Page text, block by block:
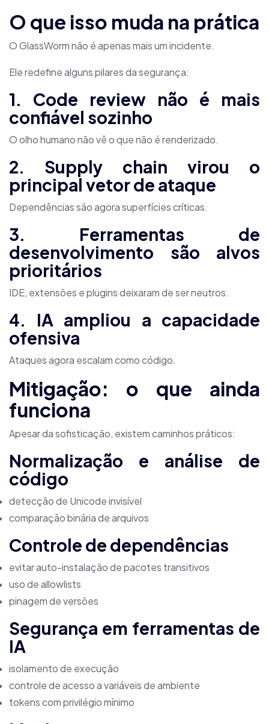
O que isso muda na prática
O GlassWorm não é apenas mais um incidente.
Ele redefine alguns pilares da segurança:
1. Code review não é mais
confiável sozinho
O olho humano não vê o que não é renderizado.
2. Supply chain virou o
principal vetor de ataque
Dependências são agora superfícies críticas.
3. Ferramentas de
desenvolvimento são alvos
prioritários
IDE, extensões e plugins deixaram de ser neutros.
4. IA ampliou a capacidade
ofensiva
Ataques agora escalam como código.
Mitigação: o que ainda
funciona
Apesar da sofisticação, existem caminhos práticos:
Normalização e análise de
código
detecção de Unicode invisível
comparação binária de arquivos
Controle de dependências
evitar auto-instalação de pacotes transitivos
uso de allowlists
pinagem de versões
Segurança em ferramentas de
IA
isolamento de execução
controle de acesso a variáveis de ambiente
tokens com privilégio mínimo